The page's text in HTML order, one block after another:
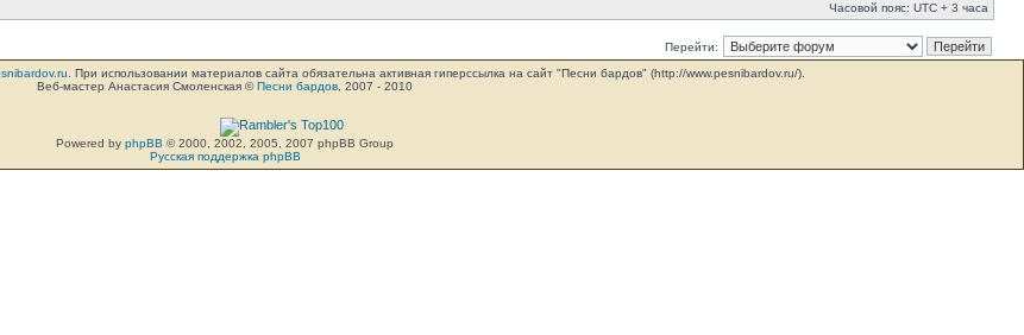
Часовой пояс: UTC + 3 часа
Перейти:
. При использовании материалов сайта обязательна активная гиперссылка на сайт "Песни бардов" (http://www.pesnibardov.ru/).
Веб-мастер Анастасия Смоленская ©Песни бардов , 2007 - 2010
Powered by phpBB © 2000, 2002, 2005, 2007 phpBB Group
Русская поддержка phpBB